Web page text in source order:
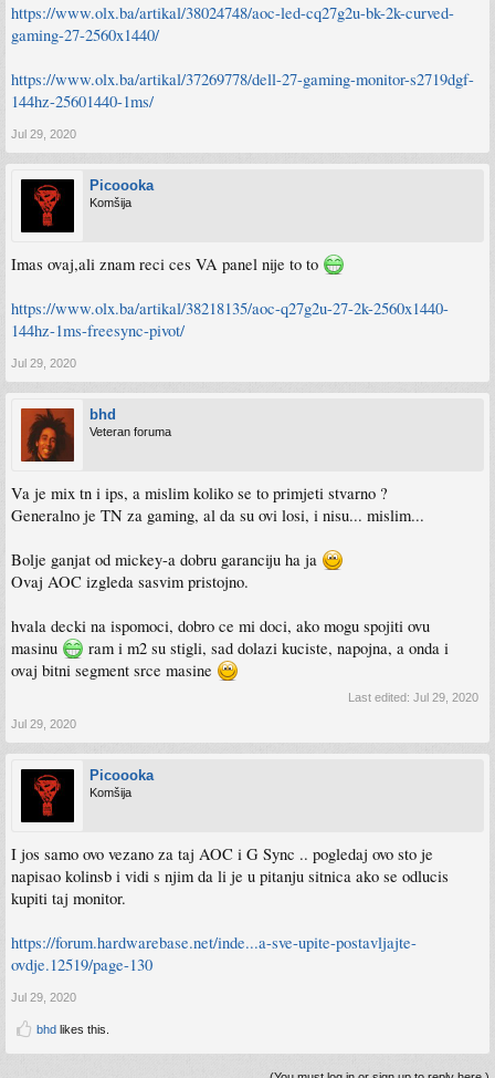
https://www.olx.ba/artikal/38024748/aoc-led-cq27g2u-bk-2k-curved-
gaming-27-2560x1440/
https://www.olx.ba/artikal/37269778/dell-27-gaming-monitor-s2719dgf-
144hz-25601440-1ms/
Jul 29, 2020
Picoooka
Komšija
Imas ovaj,ali znam reci ces VA panel nije to to
https://www.olx.ba/artikal/38218135/aoc-q27g2u-27-2k-2560x1440-
144hz-1ms-freesync-pivot/
Jul 29, 2020
bhd
Veteran foruma
Va je mix tn i ips, a mislim koliko se to primjeti stvarno ?
Generalno je TN za gaming, al da su ovi losi, i nisu... mislim...
Bolje ganjat od mickey-a dobru garanciju ha ja
Ovaj AOC izgleda sasvim pristojno.
hvala decki na ispomoci, dobro ce mi doci, ako mogu spojiti ovu
masinu
ram i m2 su stigli, sad dolazi kuciste, napojna, a onda i
ovaj bitni segment srce masine
Last edited: Jul 29, 2020
Jul 29, 2020
Picoooka
Komšija
I jos samo ovo vezano za taj AOC i G Sync .. pogledaj ovo sto je
napisao kolinsb i vidi s njim da li je u pitanju sitnica ako se odlucis
kupiti taj monitor.
https://forum.hardwarebase.net/inde...a-sve-upite-postavljajte-
ovdje.12519/page-130
Jul 29, 2020
bhd likes this.